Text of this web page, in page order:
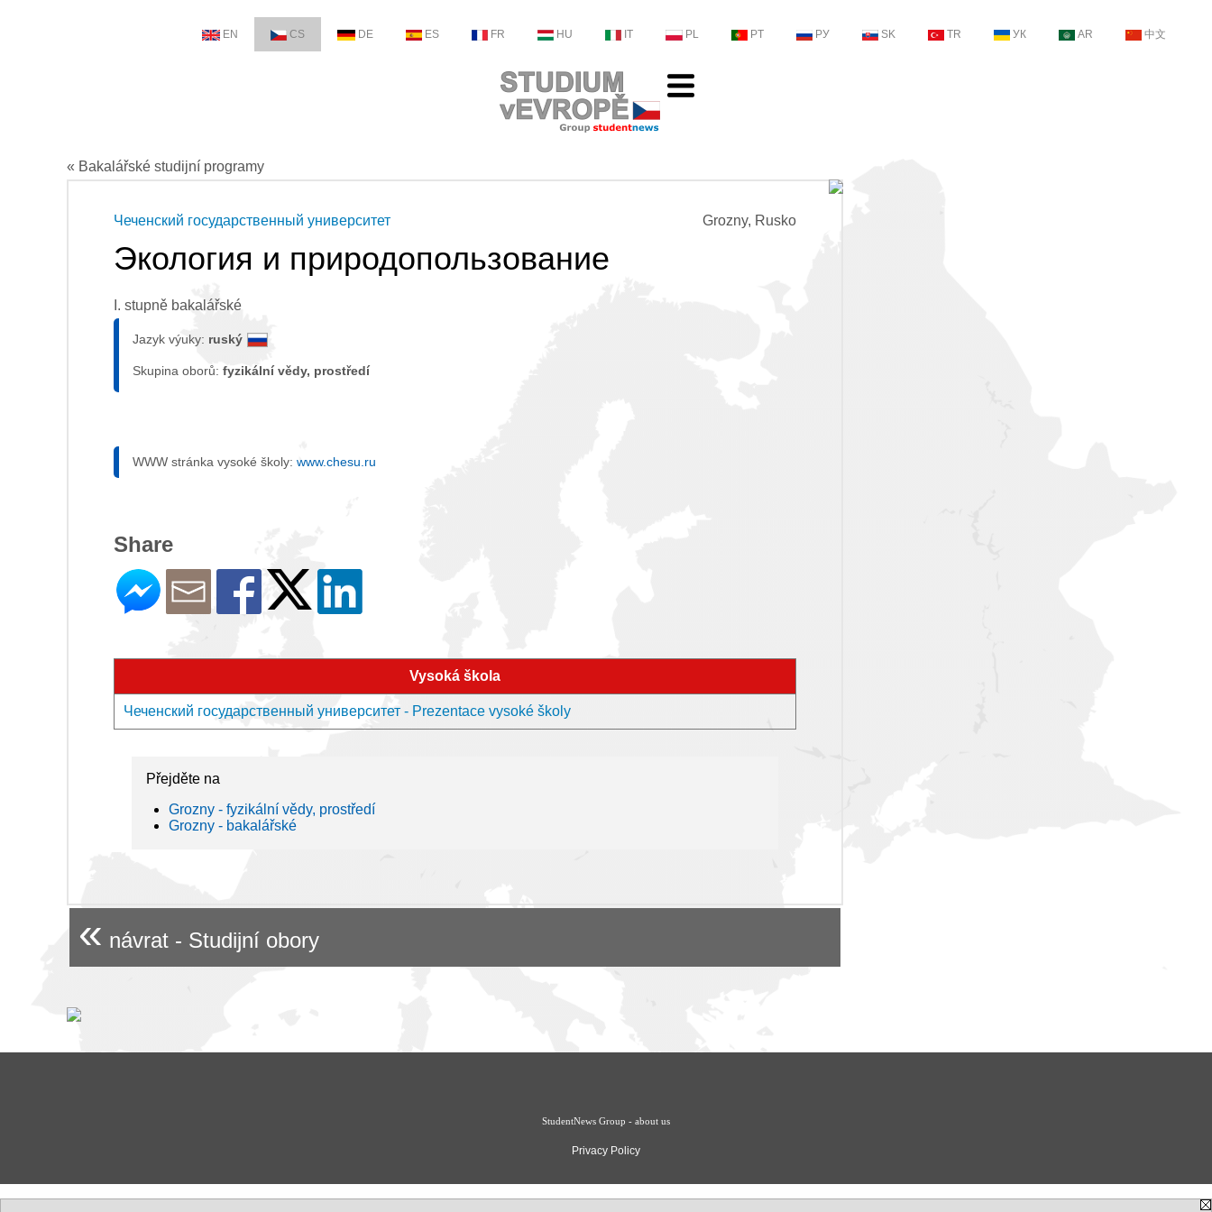
EN CS DE ES FR HU IT PL PT РУ SK TR УК AR 中文
« Bakalářské studijní programy
Grozny, Rusko
Чеченский государственный университет
Экология и природопользование
I. stupně bakalářské
Jazyk výuky: ruský
Skupina oborů: fyzikální vědy, prostředí
WWW stránka vysoké školy: www.chesu.ru
Share
Vysoká škola
Чеченский государственный университет - Prezentace vysoké školy
Přejděte na
Grozny - fyzikální vědy, prostředí
Grozny - bakalářské
« návrat - Studijní obory
StudentNews Group - about us
Privacy Policy